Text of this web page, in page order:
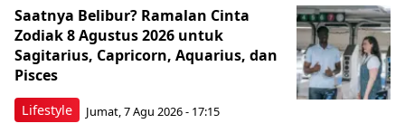
Lifestyle
Saatnya Belibur? Ramalan Cinta
Zodiak 8 Agustus 2026 untuk
Sagitarius, Capricorn, Aquarius, dan
Pisces
Jumat, 7 Agu 2026 - 17:15